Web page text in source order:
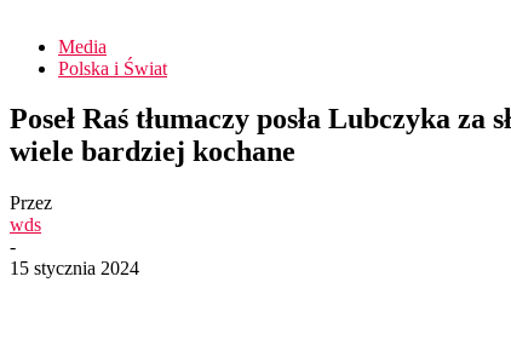
Media
Polska i Świat
Poseł Raś tłumaczy posła Lubczyka
wiele bardziej kochane
Przez
wds
-
15 stycznia 2024